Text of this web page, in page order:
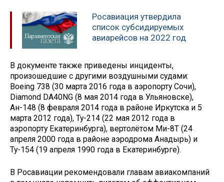
Росавиация утвердила
список субсидируемых
авиарейсов на 2022 год
В документе также приведены инциденты,
произошедшие с другими воздушными судами:
Boeing 738 (30 марта 2016 года в аэропорту Сочи),
Diamond DA40NG (8 мая 2014 года в Ульяновске),
Ан-148 (8 февраля 2014 года в районе Иркутска и 5
марта 2012 года), Ту-214 (22 мая 2012 года в
аэропорту Екатеринбурга), вертолётом Ми-8Т (24
апреля 2000 года в районе аэродрома Анадырь) и
Ту-154 (19 апреля 1990 года в Екатеринбурге).
В Росавиации рекомендовали главам авиакомпаний